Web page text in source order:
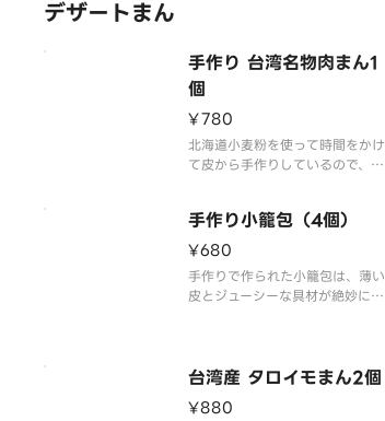
デザートまん
手作り 台湾名物肉まん1
個
¥780
北海道小麦粉を使って時間をかけ
て皮から手作りしているので、小
り国産豚肉を一晩味噌つけたっぷ
り入れ，ねぎ、野菜を使い，しっ
かりボリュームのあるジューシな
肉饅です。1つでも充分お腹がい
っぱいになります。
手作り小籠包（4個）
¥680
手作りで作られた小籠包は、薄い
皮とジューシーな具材が絶妙に合
台湾産 タロイモまん2個
¥880